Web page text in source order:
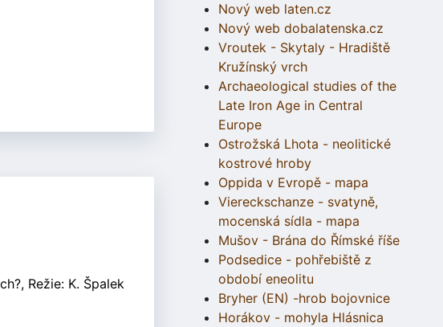
Režie: K. Špalek
Nový web laten.cz
Nový web dobalatenska.cz
Vroutek - Skytaly - Hradiště
Kružínský vrch
Archaeological studies of the
Late Iron Age in Central
Europe
Ostrožská Lhota - neolitické
kostrové hroby
Oppida v Evropě - mapa
Viereckschanze - svatyně,
mocenská sídla - mapa
Mušov - Brána do Římské říše
Podsedice - pohřebiště z
období eneolitu
Bryher (EN) -hrob bojovnice
Horákov - mohyla Hlásnica